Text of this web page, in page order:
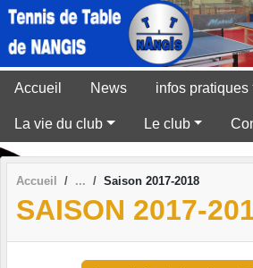
Accueil News infos pratiques
La vie du club Le club
Accueil Saison 2017-2018
SAISON 2017-
Panneau de gestion des cookies